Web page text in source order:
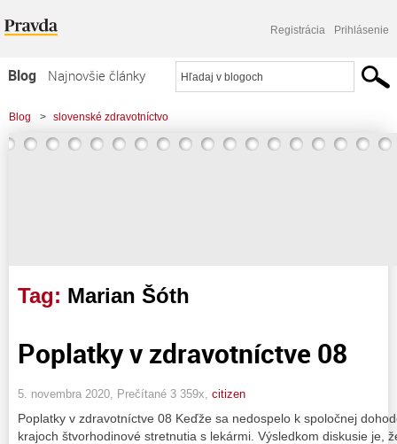
Registrácia Prihlásenie
Blog
Najnovšie články
Najčítanejšie články
Najkomentovanejšie články
Blog > slovenské zdravotníctvo
Tag: Marian Šóth
Poplatky v zdravotníctve 08
5. novembra 2020, Prečítané 3 359x, citizen
Poplatky v zdravotníctve 08 Keďže sa nedospelo k spoločnej
krajoch štvorhodinové stretnutia s lekármi. Výsledkom diskusie je,